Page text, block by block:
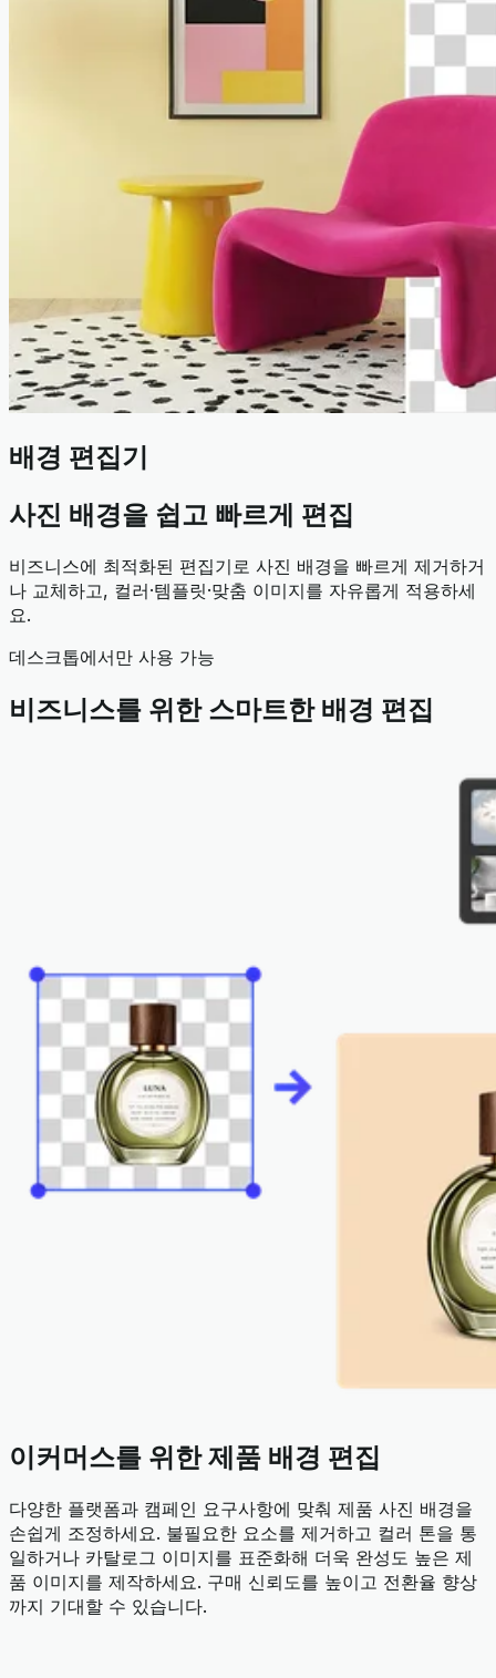
배경 편집기
사진 배경을 쉽고 빠르게 편집
비즈니스에 최적화된 편집기로 사진 배경을 빠르게 제거하거
나 교체하고, 컬러·템플릿·맞춤 이미지를 자유롭게 적용하세
요.
데스크톱에서만 사용 가능
비즈니스를 위한 스마트한 배경 편집
이커머스를 위한 제품 배경 편집
다양한 플랫폼과 캠페인 요구사항에 맞춰 제품 사진 배경을
손쉽게 조정하세요. 불필요한 요소를 제거하고 컬러 톤을 통
일하거나 카탈로그 이미지를 표준화해 더욱 완성도 높은 제
품 이미지를 제작하세요. 구매 신뢰도를 높이고 전환율 향상
까지 기대할 수 있습니다.